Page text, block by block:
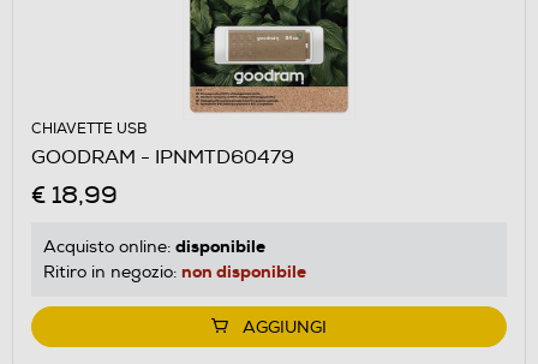
CHIAVETTE USB
GOODRAM - IPNMTD60479
€ 18,99
Acquisto online: disponibile
Ritiro in negozio: non disponibile
AGGIUNGI